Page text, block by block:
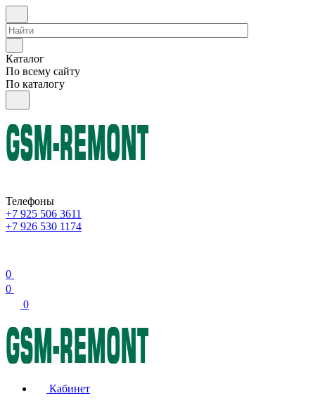
Каталог
По всему сайту
По каталогу
Телефоны
+7 925 506 3611
+7 926 530 1174
0
0
0
Кабинет